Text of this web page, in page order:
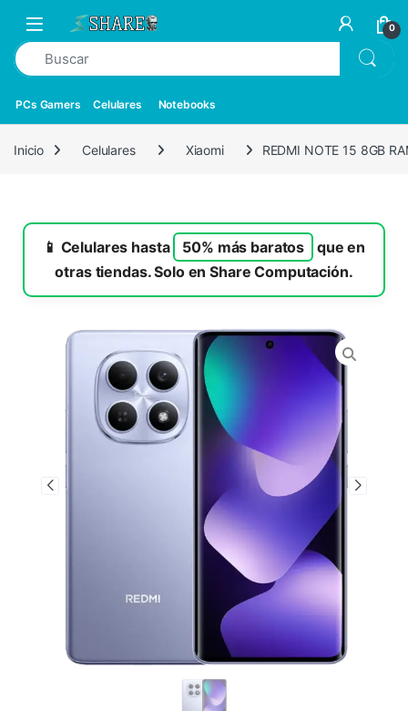
0
PCs Gamers Celulares Notebooks
Inicio Celulares Xiaomi REDMI NOTE 15 8GB
📱 Celulares hasta 50% más baratos
que en
otras tiendas. Solo en Share Computación.